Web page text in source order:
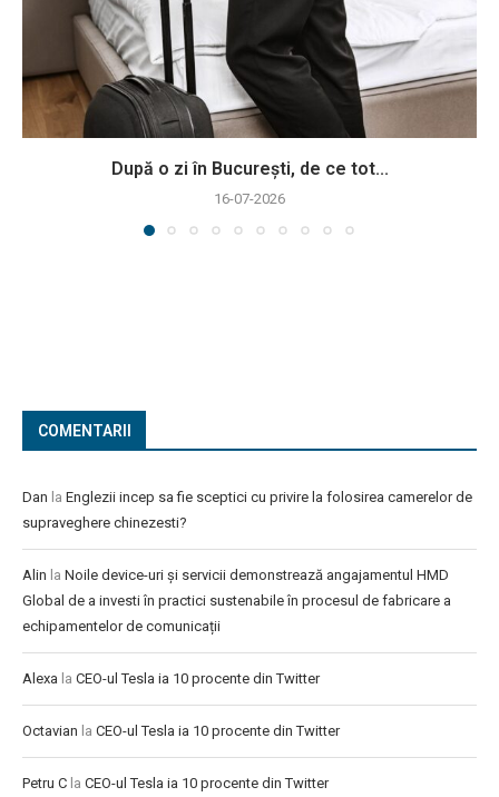
După o zi în București, de ce tot...
16-07-2026
COMENTARII
Dan la Englezii incep sa fie sceptici cu privire la folosirea camerelor de
supraveghere chinezesti?
Alin la Noile device-uri și servicii demonstrează angajamentul HMD
Global de a investi în practici sustenabile în procesul de fabricare a
echipamentelor de comunicații
Alexa la CEO-ul Tesla ia 10 procente din Twitter
Octavian la CEO-ul Tesla ia 10 procente din Twitter
Petru C la CEO-ul Tesla ia 10 procente din Twitter